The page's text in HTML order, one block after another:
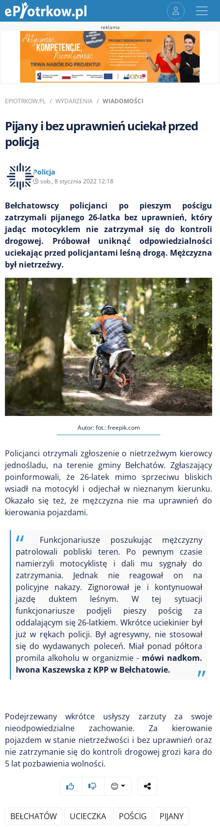
reklama
EPIOTRKOW.PL WYDARZENIA WIADOMOŚCI
Pijany i bez uprawnień uciekał przed
policją
Policja
sob., 8 stycznia 2022 12:18
Bełchatowscy policjanci po pieszym pościgu
zatrzymali pijanego 26-latka bez uprawnień, który
jadąc motocyklem nie zatrzymał się do kontroli
drogowej. Próbował uniknąć odpowiedzialności
uciekając przed policjantami leśną drogą. Mężczyzna
był nietrzeźwy.
Autor: fot.: freepik.com
Policjanci otrzymali zgłoszenie o nietrzeźwym kierowcy
jednośladu, na terenie gminy Bełchatów. Zgłaszający
poinformowali, że 26-latek mimo sprzeciwu bliskich
wsiadł na motocykl i odjechał w nieznanym kierunku.
Okazało się też, że mężczyzna nie ma uprawnień do
kierowania pojazdami.
Funkcjonariusze poszukując mężczyzny
patrolowali pobliski teren. Po pewnym czasie
namierzyli motocyklistę i dali mu sygnały do
zatrzymania. Jednak nie reagował on na
policyjne nakazy. Zignorował je i kontynuował
jazdę duktem leśnym. W tej sytuacji
funkcjonariusze podjęli pieszy pościg za
oddalającym się 26-latkiem. Wkrótce uciekinier był
już w rękach policji. Był agresywny, nie stosował
się do wydawanych poleceń. Miał ponad półtora
promila alkoholu w organizmie - mówi nadkom.
Iwona Kaszewska z KPP w Bełchatowie.
Podejrzewany wkrótce usłyszy zarzuty za swoje
nieodpowiedzialne zachowanie. Za kierowanie
pojazdem w stanie nietrzeźwości i bez uprawnień oraz
nie zatrzymanie się do kontroli drogowej grozi kara do
5 lat pozbawienia wolności.
😊
BEŁCHATÓW UCIECZKA POŚCIG
PIJANY